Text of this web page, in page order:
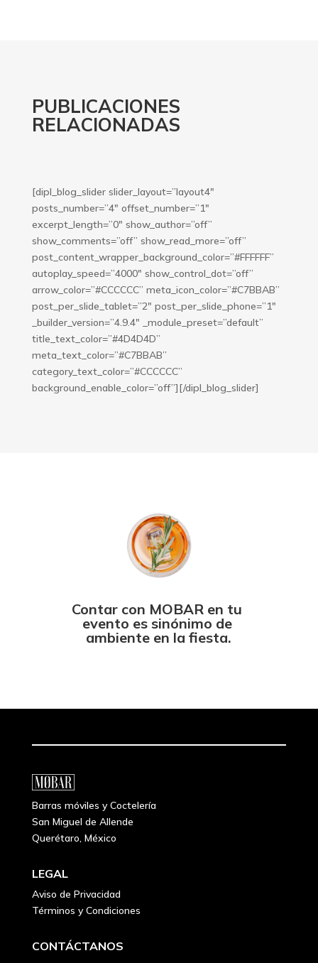
PUBLICACIONES
RELACIONADAS
[dipl_blog_slider slider_layout=”layout4″
posts_number=”4″ offset_number=”1″
excerpt_length=”0″ show_author=”off”
show_comments=”off” show_read_more=”off”
post_content_wrapper_background_color=”#FFFFFF”
autoplay_speed=”4000″ show_control_dot=”off”
arrow_color=”#CCCCCC” meta_icon_color=”#C7BBAB”
post_per_slide_tablet=”2″ post_per_slide_phone=”1″
_builder_version=”4.9.4″ _module_preset=”default”
title_text_color=”#4D4D4D”
meta_text_color=”#C7BBAB”
category_text_color=”#CCCCCC”
background_enable_color=”off”][/dipl_blog_slider]
Contar con MOBAR en tu
evento es sinónimo de
ambiente en la fiesta.
Barras móviles y Coctelería
San Miguel de Allende
Querétaro, México
LEGAL
Aviso de Privacidad
Términos y Condiciones
CONTÁCTANOS